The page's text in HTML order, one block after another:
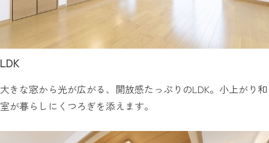
LDK
大きな窓から光が広がる、開放感たっぷりのLDK。小上がり和
室が暮らしにくつろぎを添えます。